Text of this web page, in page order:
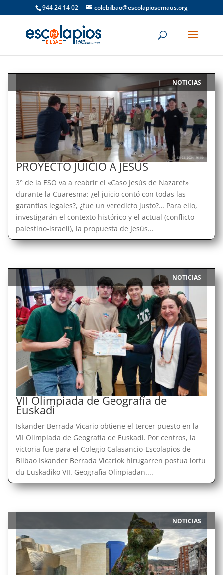
944 24 14 02 colebilbao@escolapiosemaus.org
PROYECTO JUICIO A JESÚS
| NOTICIAS
3° de la ESO va a reabrir el «Caso Jesús de Nazaret»
durante la Cuaresma: ¿el juicio contó con todas las
garantías legales?, ¿fue un veredicto justo?… Para ello,
investigarán el contexto histórico y el actual (conflicto
palestino-israelí), la propuesta de Jesús...
VII Olimpiada de Geografía de
Euskadi
| NOTICIAS
Iskander Berrada Vicario obtiene el tercer puesto en la
VII Olimpiada de Geografía de Euskadi. Por centros, la
victoria fue para el Colegio Calasancio-Escolapios de
Bilbao Iskander Berrada Vicariok hirugarren postua lortu
du Euskadiko VII. Geografia Olinpiadan....
NOTICIAS